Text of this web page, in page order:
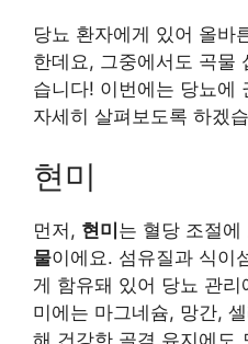
당뇨 환자에게 있어 올바
한데요, 그중에서도 곡물
습니다! 이번에는 당뇨에
자세히 살펴보도록 하겠
현미
먼저, 현미 는 혈당 조절에
물이에요. 섬유질과 식이
게 함유돼 있어 당뇨 관
미에는 마그네슘, 망간,